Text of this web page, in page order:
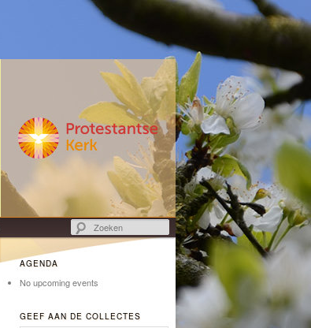
Zoeken
AGENDA
No upcoming events
GEEF AAN DE COLLECTES